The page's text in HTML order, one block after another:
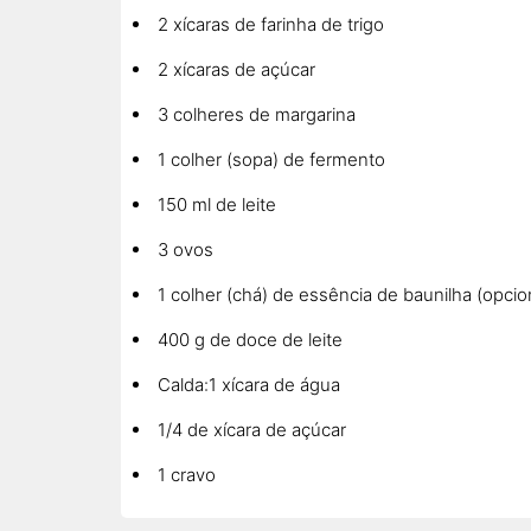
2 xícaras de farinha de trigo
2 xícaras de açúcar
3 colheres de margarina
1 colher (sopa) de fermento
150 ml de leite
3 ovos
1 colher (chá) de essência de baunilha
400 g de doce de leite
Calda:1 xícara de água
1/4 de xícara de açúcar
1 cravo